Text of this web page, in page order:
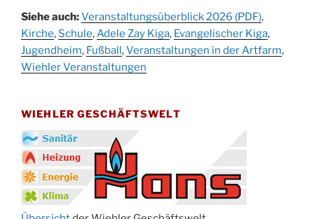
13.09.
Stadtteilhaus um 14:00 Uhr
19.09.
Schlagerabend im Stadtteilhaus
Drabenderhöhe
Kinderbibeltag im Ev. Gemeindehaus von 10-
12 Uhr
09.10.
Afterwork-Andacht um 18:00 Uhr in der
Kirche
10.10.
Sandmännchen-Gottesdienst in der Kirche
Siehe auch:Veranstaltungsüberblick 2026 (PDF),
Kirche, Schule,Adele Zay Kiga, Evangelischer Kiga,
Jugendheim, Fußball,Veranstaltungen in der Artfarm,
Wiehler Veranstaltungen
WIEHLER GESCHÄFTSWELT